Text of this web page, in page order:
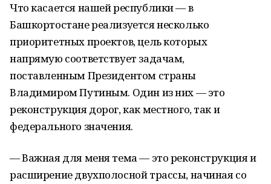
Что касается нашей республики — в
Башкортостане реализуется несколько
приоритетных проектов, цель которых
напрямую соответствует задачам,
поставленным Президентом страны
Владимиром Путиным. Один из них — это
реконструкция дорог, как местного, так и
федерального значения.
— Важная для меня тема — это реконструкция и
расширение двухполосной трассы, начиная со